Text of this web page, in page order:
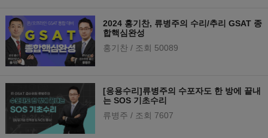
2024 홍기찬, 류병주의 수리/추리 GSAT 종
합핵심완성
홍기찬 / 조회 50089
[응용수리]류병주의 수포자도 한 방에 끝내
는 SOS 기초수리
류병주 / 조회 7607